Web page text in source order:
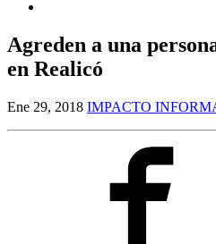
Agreden a una
en Realicó
Ene 29, 2018 IMPACTO